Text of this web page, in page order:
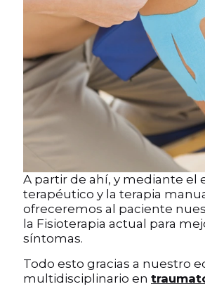
A partir de ahí, y mediante el
terapéutico y la terapia
ofreceremos al paciente
la Fisioterapia actual para
síntomas.
Todo esto gracias a nuestro
multidisciplinario en